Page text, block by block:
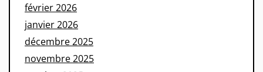
février 2026
janvier 2026
décembre 2025
novembre 2025